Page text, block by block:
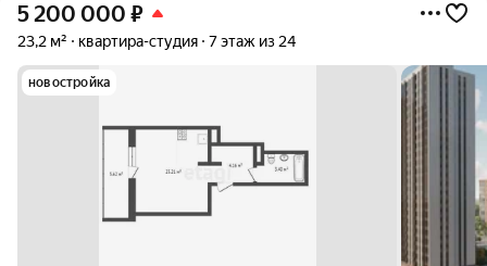
5 200 000 ₽
23,2 м² квартира-студия 7 этаж из 24
новостройка